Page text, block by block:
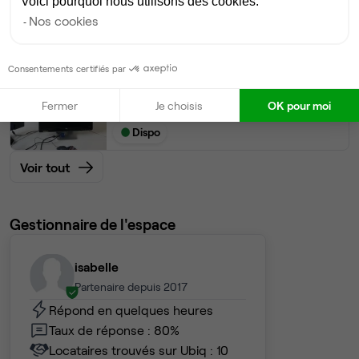
Dispo
Voir tout
Gestionnaire de l'espace
isabelle
Partenaire depuis 2017
Répond en quelques heures
Taux de réponse : 80%
Locataires trouvés sur Ubiq : 10
Nos cookies
Consentements certifiés par
Fermer Je choisis OK pour moi